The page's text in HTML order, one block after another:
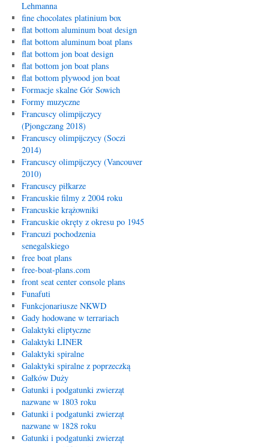
Lehmanna
fine chocolates platinium box
flat bottom aluminum boat design
flat bottom aluminum boat plans
flat bottom jon boat design
flat bottom jon boat plans
flat bottom plywood jon boat
Formacje skalne Gór Sowich
Formy muzyczne
Francuscy olimpijczycy
(Pjongczang 2018)
Francuscy olimpijczycy (Soczi
2014)
Francuscy olimpijczycy (Vancouver
2010)
Francuscy piłkarze
Francuskie filmy z 2004 roku
Francuskie krążowniki
Francuskie okręty z okresu po 1945
Francuzi pochodzenia
senegalskiego
free boat plans
free-boat-plans.com
front seat center console plans
Funafuti
Funkcjonariusze NKWD
Gady hodowane w terrariach
Galaktyki eliptyczne
Galaktyki LINER
Galaktyki spiralne
Galaktyki spiralne z poprzeczką
Gałków Duży
Gatunki i podgatunki zwierząt
nazwane w 1803 roku
Gatunki i podgatunki zwierząt
nazwane w 1828 roku
Gatunki i podgatunki zwierząt